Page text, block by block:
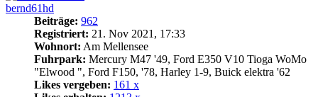
bernd61hd
Beiträge: 962
Registriert: 21. Nov 2021, 17:33
Wohnort: Am Mellensee
Fuhrpark: Mercury M47 '49, Ford E350 V10 Tioga WoMo
"Elwood ", Ford F150, '78, Harley 1-9, Buick elektra '62
Likes vergeben: 161 x